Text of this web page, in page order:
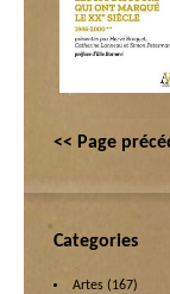
<< Page
Categories
Artes (167)